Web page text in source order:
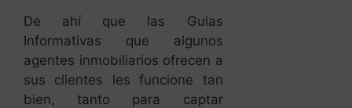
De ahí que las Guías
Informativas que algunos
agentes inmobiliarios ofrecen a
sus clientes les funcione tan
bien, tanto para captar